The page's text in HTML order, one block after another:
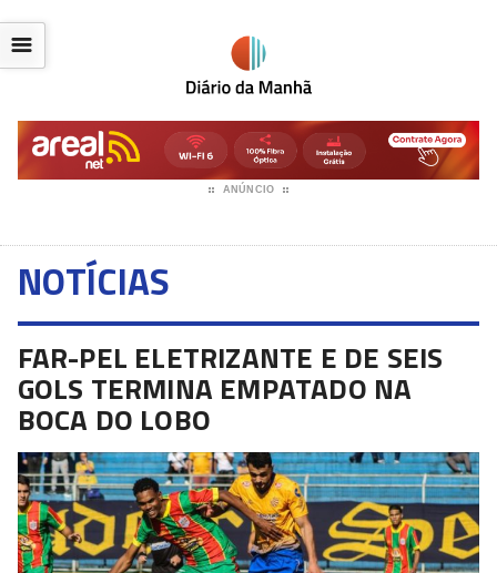
ANÚNCIO
☰
NOTÍCIAS
FAR-PEL ELETRIZANTE E DE SEIS
GOLS TERMINA EMPATADO NA
BOCA DO LOBO